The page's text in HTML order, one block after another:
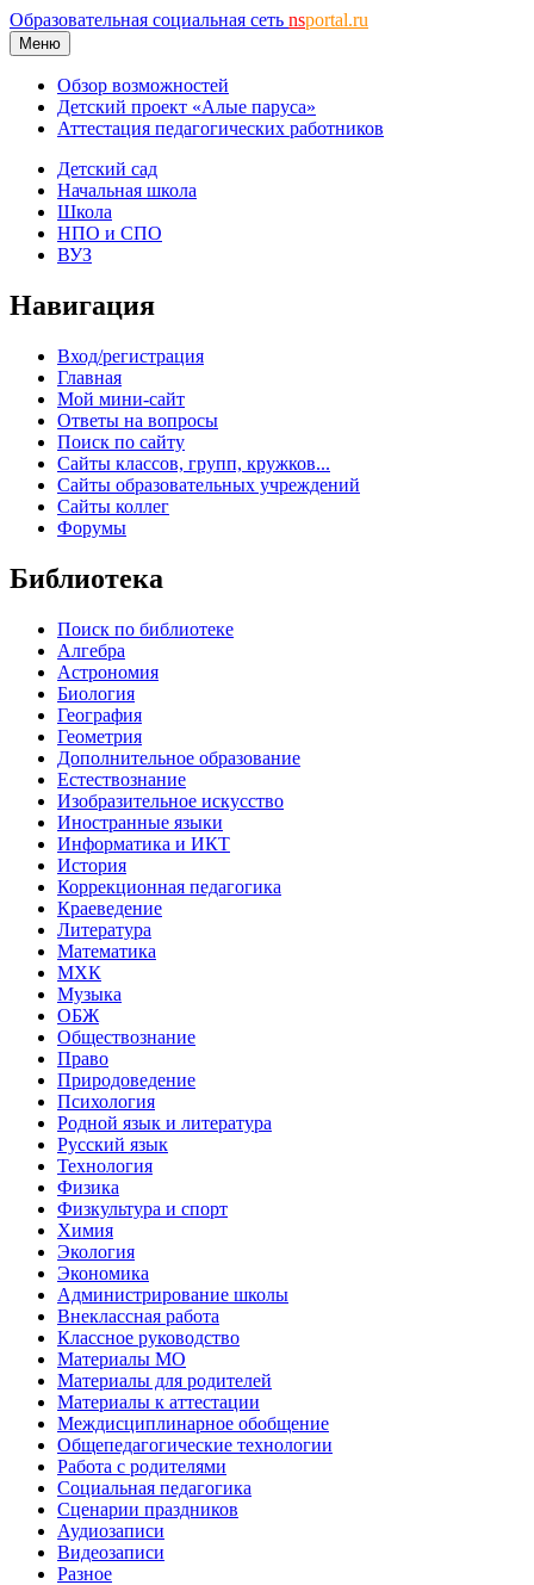
Образовательная социальная сеть nsportal.ru
Меню
Обзор возможностей
Детский проект «Алые паруса»
Аттестация педагогических работников
Детский сад
Начальная школа
Школа
НПО и СПО
ВУЗ
Навигация
Вход/регистрация
Главная
Мой мини-сайт
Ответы на вопросы
Поиск по сайту
Сайты классов, групп, кружков...
Сайты образовательных учреждений
Сайты коллег
Форумы
Библиотека
Поиск по библиотеке
Алгебра
Астрономия
Биология
География
Геометрия
Дополнительное образование
Естествознание
Изобразительное искусство
Иностранные языки
Информатика и ИКТ
История
Коррекционная педагогика
Краеведение
Литература
Математика
МХК
Музыка
ОБЖ
Обществознание
Право
Природоведение
Психология
Родной язык и литература
Русский язык
Технология
Физика
Физкультура и спорт
Химия
Экология
Экономика
Администрирование школы
Внеклассная работа
Классное руководство
Материалы МО
Материалы для родителей
Материалы к аттестации
Междисциплинарное обобщение
Общепедагогические технологии
Работа с родителями
Социальная педагогика
Сценарии праздников
Аудиозаписи
Видеозаписи
Разное